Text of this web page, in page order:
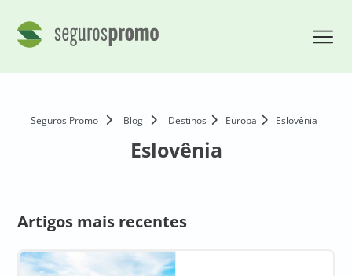
Seguros Promo Blog Destinos Europa Eslovênia
Eslovênia
Artigos mais recentes